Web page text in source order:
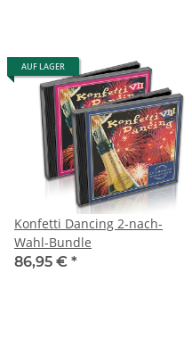
AUF LAGER
Konfetti Dancing 2-nach-
Wahl-Bundle
86,95 € *